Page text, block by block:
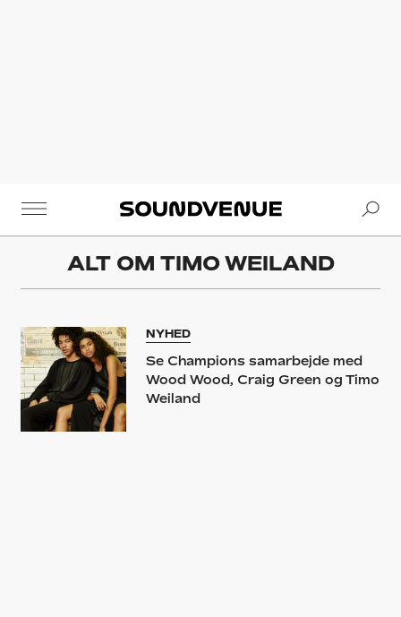
Soundvenue
ALT OM TIMO WEILAND
NYHED
Se Champions samarbejde med
Wood Wood, Craig Green og Timo
Weiland